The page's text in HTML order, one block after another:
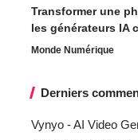
Transformer une
les générateurs IA
Monde Numérique
Derniers
Vynyo - AI Video